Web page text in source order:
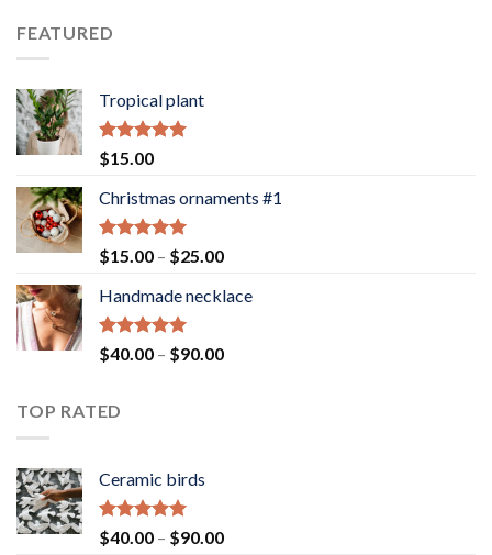
FEATURED
Tropical plant
Rated5.00
out of 5
$15.00
Christmas ornaments #1
Rated5.00
out of 5
$15.00 – $25.00Price
$15.00
$25.00
Handmade necklace
Rated5.00
out of 5
$40.00 – $90.00Price
TOP RATED
Ceramic birds
Rated5.00
out of 5
$40.00 – $90.00Price